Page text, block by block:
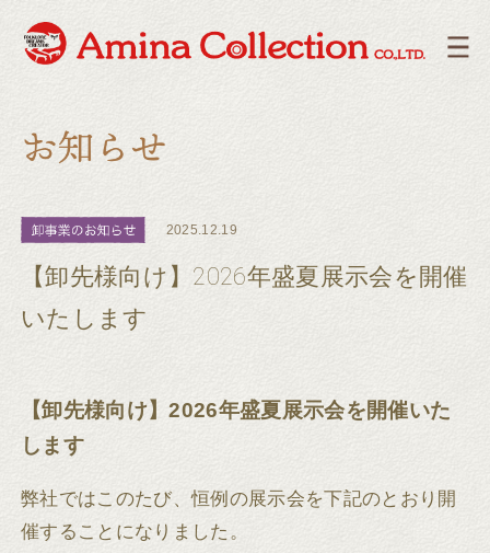
2025.12.19
【卸先様向け】2026年盛夏展示会を開催
いたします
【卸先様向け】2026年盛夏展示会を開催いた
します
弊社ではこのたび、恒例の展示会を下記のとおり開
催することになりました。